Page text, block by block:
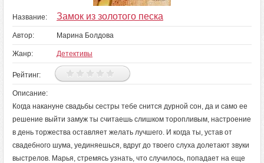
Название: Замок из золотого песка
Автор: Марина Болдова
Жанр: Детективы
Рейтинг:
Описание:
Когда накануне свадьбы сестры тебе снится дурной сон, да и само ее
решение выйти замуж ты считаешь слишком торопливым, настроение
в день торжества оставляет желать лучшего. И когда ты, устав от
свадебного шума, уединяешься, вдруг до твоего слуха долетают звуки
выстрелов. Марья, стремясь узнать, что случилось, попадает на еще